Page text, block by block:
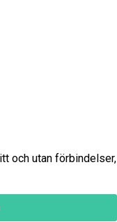
och utan förbindelser,